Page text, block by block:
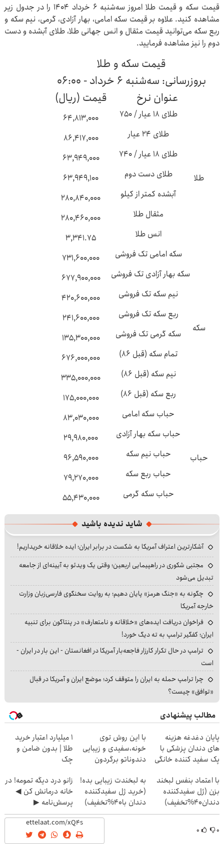
قیمت سکه و قیمت طلا امروز سه‌شنبه ۶ خرداد ۱۴۰۴ را در جدول زیر
مشاهده کنید. علاوه بر قیمت سکه امامی، بهار آزادی، گرمی، نیم سکه و
ربع سکه می‌توانید قیمت مثقال و انس جهانی طلا، طلای آبشده و دست
دوم را نیز مشاهده فرمایید.
قیمت سکه و طلا
بروزرسانی: سه‌شنبه ۶ خرداد - ۰۶:۰۰
عنوان نرخ
قیمت (ریال)
طلا
طلای ۱۸ عیار / ۷۵۰
۶۴,۸۱۳,۰۰۰
طلای ۲۴ عیار
۸۶,۴۱۷,۰۰۰
طلای ۱۸ عیار / ۷۴۰
۶۳,۹۴۹,۰۰۰
طلای دست دوم
۶۳,۹۴۹,۱۰۰
آبشده کمتر از کیلو
۲۸۰,۸۴۰,۰۰۰
مثقال طلا
۲۸۰,۴۶۰,۰۰۰
انس طلا
۳,۳۴۱.۷۵
سکه
سکه امامی تک فروشی
۷۳۱,۶۰۰,۰۰۰
سکه بهار آزادی تک فروشی
۶۷۷,۹۰۰,۰۰۰
نیم سکه تک فروشی
۴۲۰,۶۰۰,۰۰۰
ربع سکه تک فروشی
۲۴۱,۶۰۰,۰۰۰
سکه گرمی تک فروشی
۱۳۵,۳۰۰,۰۰۰
تمام سکه (قبل ۸۶)
۶۷۶,۰۰۰,۰۰۰
نیم سکه (قبل ۸۶)
۳۳۵,۰۰۰,۰۰۰
ربع سکه (قبل ۸۶)
۱۷۵,۰۰۰,۰۰۰
حباب
حباب سکه امامی
۸۳,۰۳۰,۰۰۰
حباب سکه بهار آزادی
۲۹,۹۸۰,۰۰۰
حباب نیم سکه
۹۶,۵۹۰,۰۰۰
حباب ربع سکه
۷۹,۲۷۰,۰۰۰
حباب سکه گرمی
۵۵,۴۳۰,۰۰۰
شاید ندیده باشید
آشکارترین اعتراف آمریکا به شکست در برابر ایران؛ ایده خلاقانه خریداریم!
مجتبی شکوری در راهپیمایی اربعین؛ وقتی یک ویدئو به آیینه‌ای از جامعه
تبدیل می‌شود
چگونه به «جنگ هرمز» پایان دهیم؛ به روایت سخنگوی فارسی‌زبان وزارت
خارجه آمریکا
فراخوان دریافت ایده‌های «خلاقانه و نامتعارف» در پنتاگون برای تنبیه
ایران؛ کفگیر ترامپ به ته دیگ خورد!
ترامپ در حال تکرار کارزار فاجعه‌بار آمریکا در افغانستان - این بار در ایران -
است
چرا ترامپ حمله به ایران را متوقف کرد؛ موضع ایران و آمریکا در قبال
«توافق» چیست؟
مطالب پیشنهادی
پایان دغدغه هزینه
های دندان پزشکی با
پک سفید کننده خانگی
با این روش توی
خونه،سفیدی و زیبایی
دندوناتو برگردون
۱ میلیارد اعتبار خرید
طلا | بدون ضامن و
چک
با اعتماد بنفس لبخند
بزن (ژل سفیدکننده
دندان40%تخفیف)
به لبخندت زیبایی بده!
(خرید ژل سفیدکننده
دندان با40%تخفیف)
زانو درد دیگه تمومه! در
خانه درمانش کن ◀
پرسش‌نامه ▶
۰ ۰